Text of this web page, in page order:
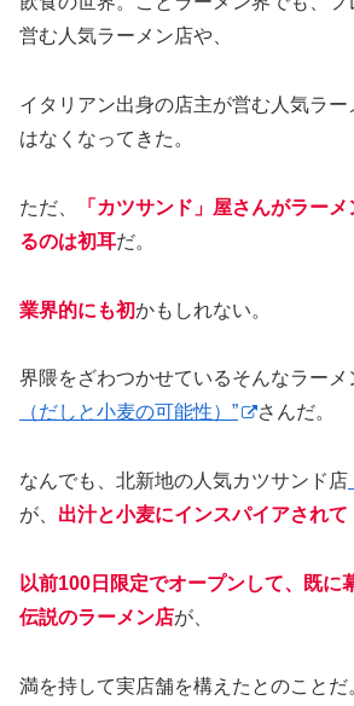
営む人気ラーメン店や、
イタリアン出身の店主が営む人気ラー
はなくなってきた。
ただ、
「カツサンド」屋さんがラー
るのは初耳だ。
業界的にも初かもしれない。
界隈をざわつかせているそんなラーメ
（だしと小麦の可能性）”
さんだ。
なんでも、北新地の人気カツサンド店
が、 出汁と小麦にインスパイアされて
以前100日限定でオープンして、既に
伝説のラーメン店が、
満を持して実店舗を構えたとのことだ